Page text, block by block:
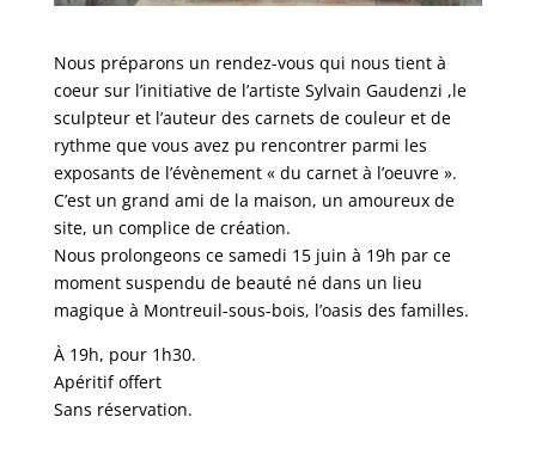
Nous préparons un rendez-vous qui nous tient à
coeur sur l’initiative de l’artiste Sylvain Gaudenzi ,le
sculpteur et l’auteur des carnets de couleur et de
rythme que vous avez pu rencontrer parmi les
exposants de l’évènement « du carnet à l’oeuvre ».
C’est un grand ami de la maison, un amoureux de
site, un complice de création.
Nous prolongeons ce samedi 15 juin à 19h par ce
moment suspendu de beauté né dans un lieu
magique à Montreuil-sous-bois, l’oasis des familles.
À 19h, pour 1h30.
Apéritif offert
Sans réservation.